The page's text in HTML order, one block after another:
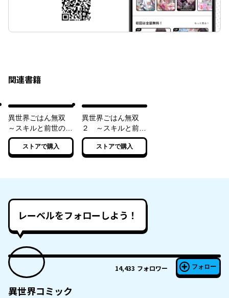
関連書籍
異世界ごはん無双
～スキルと前世の知
識を使って、お米改
革はじめます！～
ストアで購入
異世界ごはん無双
２ ～スキルと前世
の知識を使って、お
米改革はじめます！
～
ストアで購入
レーベルをフォローしよう！
14,433 フォロワー フォロー
異世界コミック